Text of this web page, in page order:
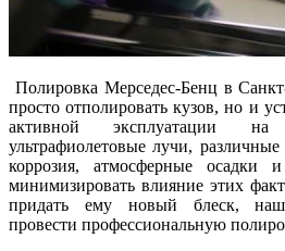
Полировка Мерседес-Бенц в
просто отполировать кузов, но и
активной эксплуатации
ультрафиолетовые лучи,
коррозия, атмосферные осадки
минимизировать влияние этих
придать ему новый блеск,
провести профессиональную